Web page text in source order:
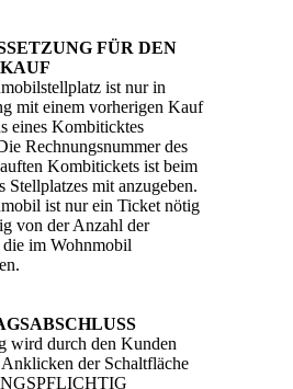
FÜR DEN
ist nur in
mit einem vorherigen Kauf
eines Kombiticktes
Rechnungsnummer des
Kombitickets ist beim
Stellplatzes mit anzugeben.
ist nur ein Ticket nötig
von der Anzahl der
die im Wohnmobil
wird durch den Kunden
der Schaltfläche